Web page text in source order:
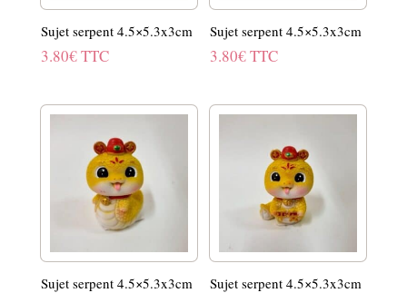
Sujet serpent 4.5×5.3x3cm
3.80€TTC
Sujet serpent 4.5×5.3x3cm
3.80€TTC
Sujet serpent 4.5×5.3x3cm Sujet serpent 4.5×5.3x3cm